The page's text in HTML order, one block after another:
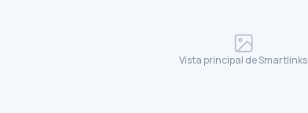
Vista principal de Smartlinks